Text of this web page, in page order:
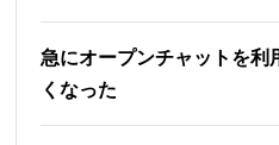
急にオープンチャットを利
くなった